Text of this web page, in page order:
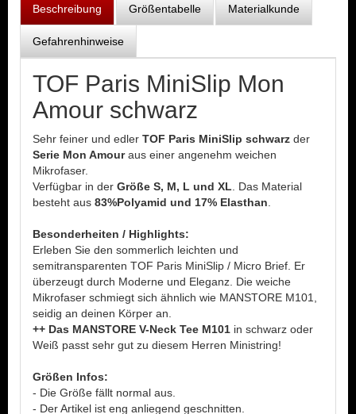
Beschreibung Größentabelle Materialkunde
Gefahrenhinweise
TOF Paris MiniSlip Mon
Amour schwarz
Sehr feiner und edler TOF Paris MiniSlip schwarz der
Serie Mon Amouraus einer angenehm weichen
Mikrofaser.
Verfügbar in der Größe S, M, L und XL . Das Material
besteht aus 83%Polyamid und 17% Elasthan
Besonderheiten / Highlights:
Erleben Sie den sommerlich leichten und
semitransparenten TOF Paris MiniSlip / Micro Brief. Er
überzeugt durch Moderne und Eleganz. Die weiche
Mikrofaser schmiegt sich ähnlich wie MANSTORE M101,
seidig an deinen Körper an.
++ Das MANSTORE V-Neck Tee M101 in schwarz oder
Weiß passt sehr gut zu diesem Herren Ministring!
Größen Infos:
- Die Größe fällt normal aus.
- Der Artikel ist eng anliegend geschnitten.